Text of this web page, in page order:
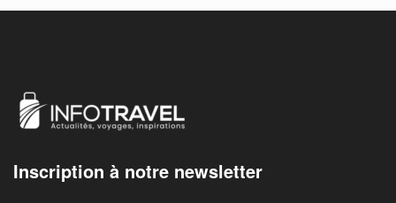
Inscription à notre newsletter